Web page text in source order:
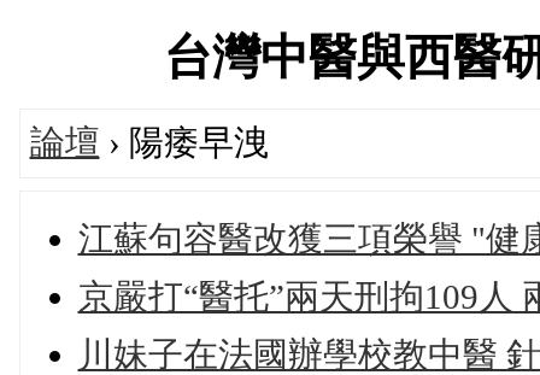
台灣中醫與西醫
論壇 › 陽痿早洩
江蘇句容醫改獲三項榮譽 "健
京嚴打“醫托”兩天刑拘109人
川妹子在法國辦學校教中醫